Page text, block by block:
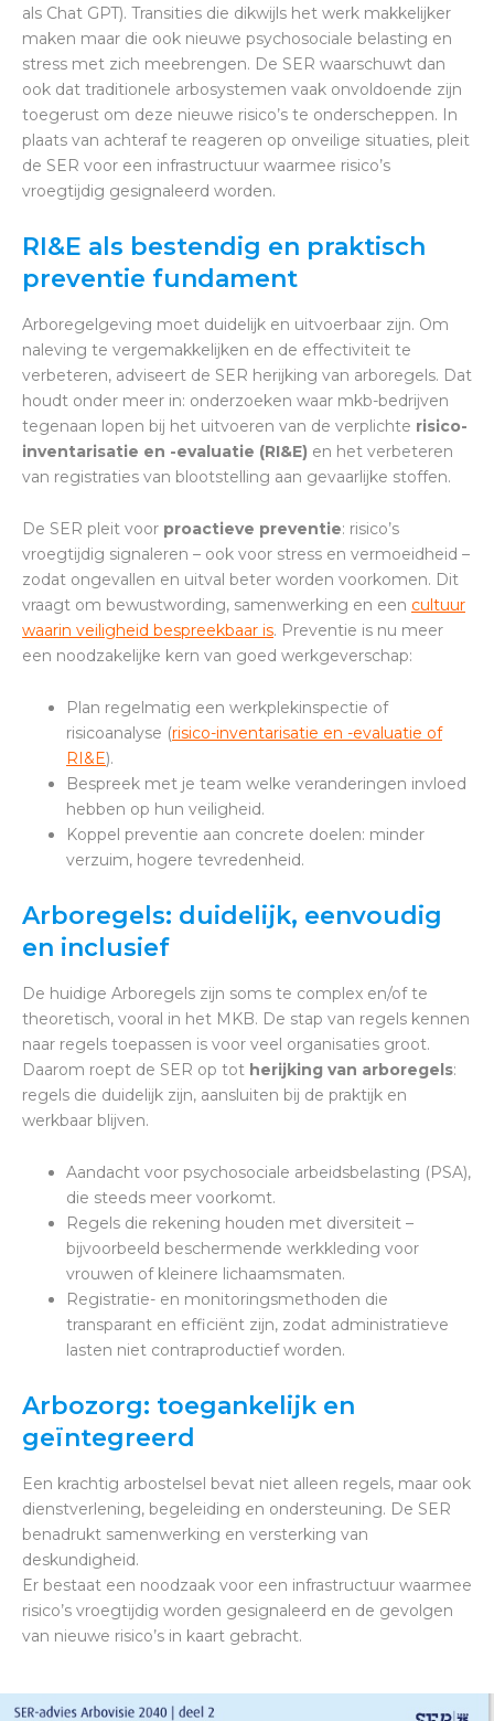
als Chat GPT). Transities die dikwijls het werk makkelijker
maken maar die ook nieuwe psychosociale belasting en
stress met zich meebrengen. De SER waarschuwt dan
ook dat traditionele arbosystemen vaak onvoldoende zijn
toegerust om deze nieuwe risico’s te onderscheppen. In
plaats van achteraf te reageren op onveilige situaties, pleit
de SER voor een infrastructuur waarmee risico’s
vroegtijdig gesignaleerd worden.
RI&E als bestendig en praktisch
preventie fundament
Arboregelgeving moet duidelijk en uitvoerbaar zijn. Om
naleving te vergemakkelijken en de effectiviteit te
verbeteren, adviseert de SER herijking van arboregels. Dat
houdt onder meer in: onderzoeken waar mkb-bedrijven
tegenaan lopen bij het uitvoeren van de verplichte risico-
inventarisatie en -evaluatie (RI&E) en het verbeteren
van registraties van blootstelling aan gevaarlijke stoffen.
De SER pleit voor proactieve preventie: risico’s
vroegtijdig signaleren – ook voor stress en vermoeidheid –
zodat ongevallen en uitval beter worden voorkomen. Dit
vraagt om bewustwording, samenwerking en een cultuur
waarin veiligheid bespreekbaar is. Preventie is nu meer
een noodzakelijke kern van goed werkgeverschap:
Plan regelmatig een werkplekinspectie of
risicoanalyse (risico-inventarisatie en -evaluatie of
RI&E).
Bespreek met je team welke veranderingen invloed
hebben op hun veiligheid.
Koppel preventie aan concrete doelen: minder
verzuim, hogere tevredenheid.
Arboregels: duidelijk, eenvoudig
en inclusief
De huidige Arboregels zijn soms te complex en/of te
theoretisch, vooral in het MKB. De stap van regels kennen
naar regels toepassen is voor veel organisaties groot.
Daarom roept de SER op tot herijking van arboregels:
regels die duidelijk zijn, aansluiten bij de praktijk en
werkbaar blijven.
Aandacht voor psychosociale arbeidsbelasting (PSA),
die steeds meer voorkomt.
Regels die rekening houden met diversiteit –
bijvoorbeeld beschermende werkkleding voor
vrouwen of kleinere lichaamsmaten.
Registratie- en monitoringsmethoden die
transparant en efficiënt zijn, zodat administratieve
lasten niet contraproductief worden.
Arbozorg: toegankelijk en
geïntegreerd
Een krachtig arbostelsel bevat niet alleen regels, maar ook
dienstverlening, begeleiding en ondersteuning. De SER
benadrukt samenwerking en versterking van
deskundigheid.
Er bestaat een noodzaak voor een infrastructuur waarmee
risico’s vroegtijdig worden gesignaleerd en de gevolgen
van nieuwe risico’s in kaart gebracht.